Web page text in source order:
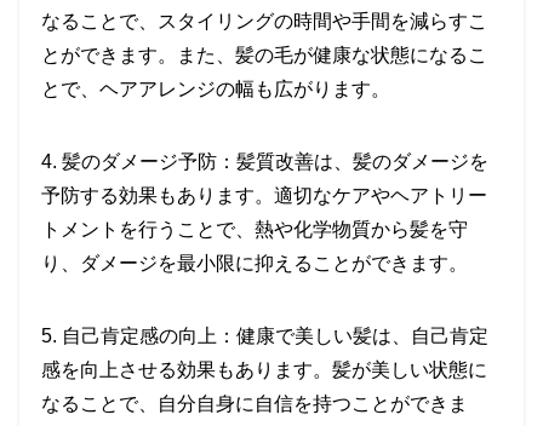
なることで、スタイリングの時間や手間を減らすこ
とができます。また、髪の毛が健康な状態になるこ
とで、ヘアアレンジの幅も広がります。
4. 髪のダメージ予防：髪質改善は、髪のダメージを
予防する効果もあります。適切なケアやヘアトリー
トメントを行うことで、熱や化学物質から髪を守
り、ダメージを最小限に抑えることができます。
5. 自己肯定感の向上：健康で美しい髪は、自己肯定
感を向上させる効果もあります。髪が美しい状態に
なることで、自分自身に自信を持つことができま